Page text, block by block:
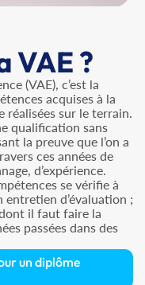
VAE ?
(VAE), c’est la
acquises à la
réalisées sur le terrain.
qualification sans
la preuve que l’on a
ces années de
d’expérience.
se vérifie à
d’évaluation ;
il faut faire la
passées dans des
un diplôme